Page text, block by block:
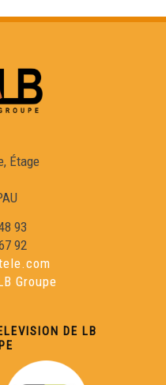
Radio País
Radio País
Peuch
- Susie Rey
Étage
93
92
Groupe
DE LB